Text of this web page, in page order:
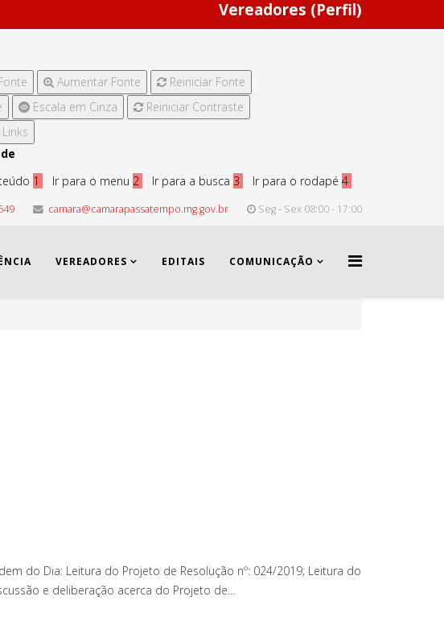
Vereadores (Perfil)
Aumentar Fonte
Reiniciar Fonte
Escala em Cinza
Reiniciar Contraste
1 Ir para o menu 2 Ir para a busca 3 Ir para o rodapé 4 .
camara@camarapassatempo.mg.gov.br Seg - Sex 08:00 - 17:00
VEREADORES EDITAIS COMUNICAÇÃO
do Dia: Leitura do Projeto de Resolução nº: 024/2019; Leitura do
e deliberação acerca do Projeto de…